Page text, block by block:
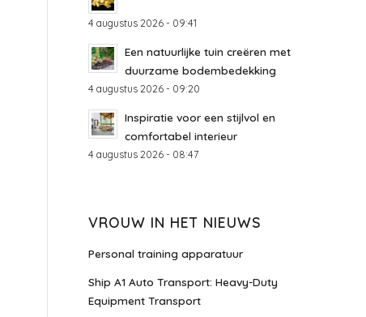
4 augustus 2026 - 09:41
Een natuurlijke tuin creëren met
duurzame bodembedekking
4 augustus 2026 - 09:20
Inspiratie voor een stijlvol en
comfortabel interieur
4 augustus 2026 - 08:47
VROUW IN HET NIEUWS
Personal training apparatuur
Ship A1 Auto Transport: Heavy-Duty
Equipment Transport